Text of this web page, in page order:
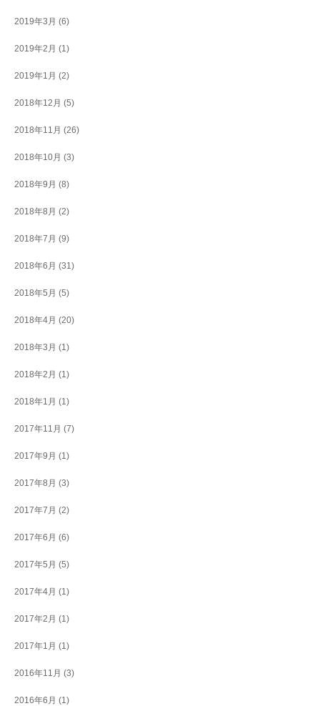
2019年3月 (6)
2019年2月 (1)
2019年1月 (2)
2018年12月 (5)
2018年11月 (26)
2018年10月 (3)
2018年9月 (8)
2018年8月 (2)
2018年7月 (9)
2018年6月 (31)
2018年5月 (5)
2018年4月 (20)
2018年3月 (1)
2018年2月 (1)
2018年1月 (1)
2017年11月 (7)
2017年9月 (1)
2017年8月 (3)
2017年7月 (2)
2017年6月 (6)
2017年5月 (5)
2017年4月 (1)
2017年2月 (1)
2017年1月 (1)
2016年11月 (3)
2016年6月 (1)